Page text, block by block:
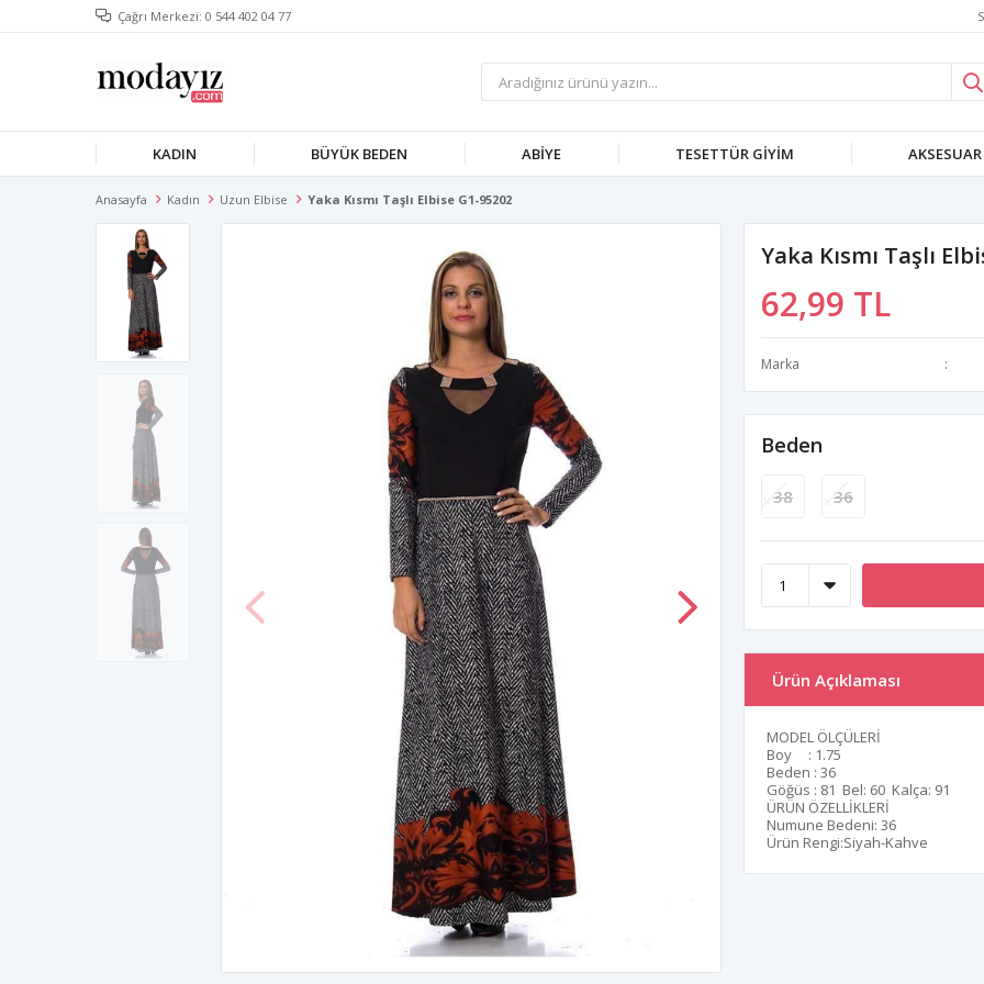
Çağrı Merkezi: 0 544 402 04 77
KADIN BÜYÜK BEDEN ABIYE TESETTÜR GIYIM AKSESUAR
Anasayfa Kadın Uzun Elbise Yaka Kısmı Taşlı Elbise G1-95202
Yaka Kısmı Taşlı
62,99 TL
Marka
Beden
38 36
Ürün Açıklaması
MODEL ÖLÇÜLERİ
Boy : 1.75
Beden : 36
Göğüs : 81 Bel: 60 Kalça: 91
ÜRÜN ÖZELLİKLERİ
Numune Bedeni: 36
Ürün Rengi:Siyah-Kahve